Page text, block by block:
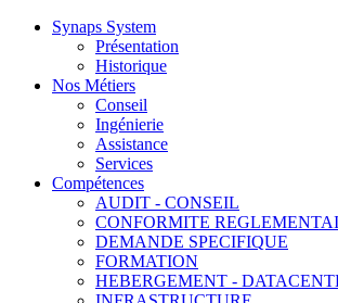
Synaps System
Présentation
Historique
Nos Métiers
Conseil
Ingénierie
Assistance
Services
Compétences
AUDIT - CONSEIL
CONFORMITE
DEMANDE SPECIFIQUE
FORMATION
HEBERGEMENT -